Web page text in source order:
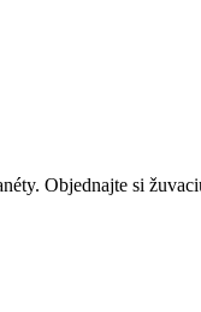
Objednajte si